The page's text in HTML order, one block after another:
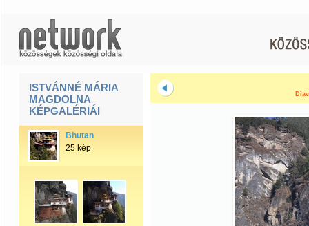
ISTVÁNNÉ MÁRIA
MAGDOLNA
KÉPGALÉRIÁI
Bhutan
25 kép